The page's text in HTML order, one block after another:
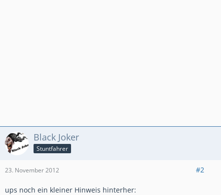
Black Joker
Stuntfahrer
23. November 2012 #2
ups noch ein kleiner Hinweis hinterher: